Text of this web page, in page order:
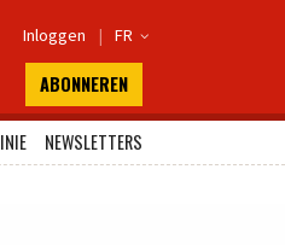
Inloggen | FR 
ABONNEREN
NEWSLETTERS